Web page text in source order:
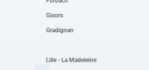
Gisors
Gradignan
Lille - La Madeleine